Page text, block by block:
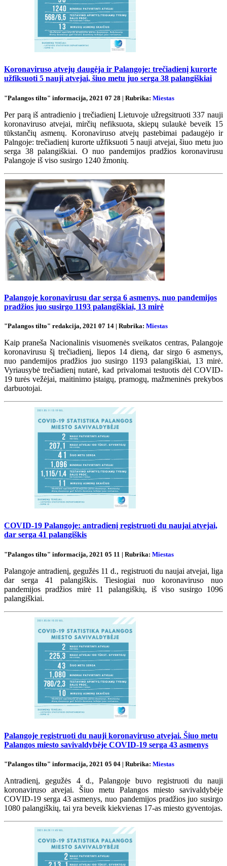
Koronaviruso atvejų daugėja ir Palangoje: trečiadienį kurorte
užfiksuoti 5 nauji atvejai, šiuo metu juo serga 38 palangiškiai
"Palangos tilto" informacija, 2021 07 28 | Rubrika: Miestas
Per parą iš antradienio į trečiadienį Lietuvoje užregsitruoti 337 nauji
koronaviruso atvejai, mirčių nefiksuota, skiepų sulaukė beveik 15
tūkstančių asmenų. Koronaviruso atvejų pastebimai padaugėjo ir
Palngoje: trečiadienį kurorte užfiksuoti 5 nauji atvejai, šiuo metu juo
serga 38 palangiškiai. O nuo pandemijos pradžios koronavirusu
Palangoje iš viso susirgo 1240 žmonių.
Palangoje koronavirusu dar serga 6 asmenys, nuo pandemijos
pradžios juo susirgo 1193 palangiškiai, 13 mirė
"Palangos tilto" redakcija, 2021 07 14 | Rubrika: Miestas
Kaip praneša Nacionalinis visuomenės sveikatos centras, Palangoje
koronavirusu šį trečiadienį, liepos 14 dieną, dar sirgo 6 asmenys,
nuo pandemijos pradžios juo susirgo 1193 palangiškiai, 13 mirė.
Vyriausybė trečiadienį nutarė, kad privalomai testuotis dėl COVID-
19 turės vežėjai, maitinimo įstaigų, pramogų, mažmeninės prekybos
darbuotojai.
COVID-19 Palangoje: antradienį registruoti du naujai atvejai,
dar serga 41 palangiškis
"Palangos tilto" informacija, 2021 05 11 | Rubrika: Miestas
Palangoje antradienį, gegužės 11 d., registruoti du naujai atvejai, liga
dar serga 41 palangiškis. Tiesiogiai nuo koronaviruso nuo
pandemijos pradžios mirė 11 palangiškių, iš viso susirgo 1096
palangiškiai.
Palangoje registruoti du nauji koronaviruso atvejai. Šiuo metu
Palangos miesto savivaldybėje COVID-19 serga 43 asmenys
"Palangos tilto" informacija, 2021 05 04 | Rubrika: Miestas
Antradienį, gegužės 4 d., Palangoje buvo registruoti du nauji
koronaviruso atvejai. Šiuo metu Palangos miesto savivaldybėje
COVID-19 serga 43 asmenys, nuo pandemijos pradžios juo susirgo
1080 palangiškių, tai yra beveik kiekvienas 17-as miesto gyventojas.